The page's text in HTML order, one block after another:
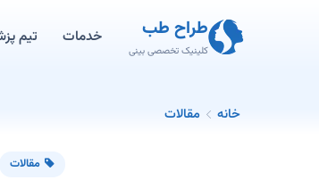
طراح طب
کلینیک تخصصی بینی
خدمات تیم
خانه مقالات
مقالات